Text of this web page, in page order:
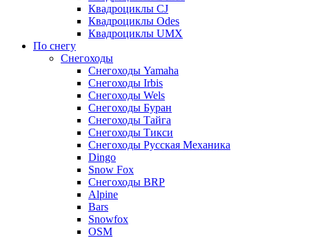
Квадроциклы CJ
Квадроциклы Odes
Квадроциклы UMX
По снегу
Снегоходы
Снегоходы Yamaha
Снегоходы Irbis
Снегоходы Wels
Снегоходы Буран
Снегоходы Тайга
Снегоходы Тикси
Снегоходы Русская Механика
Dingo
Snow Fox
Снегоходы BRP
Alpine
Bars
Snowfox
OSM